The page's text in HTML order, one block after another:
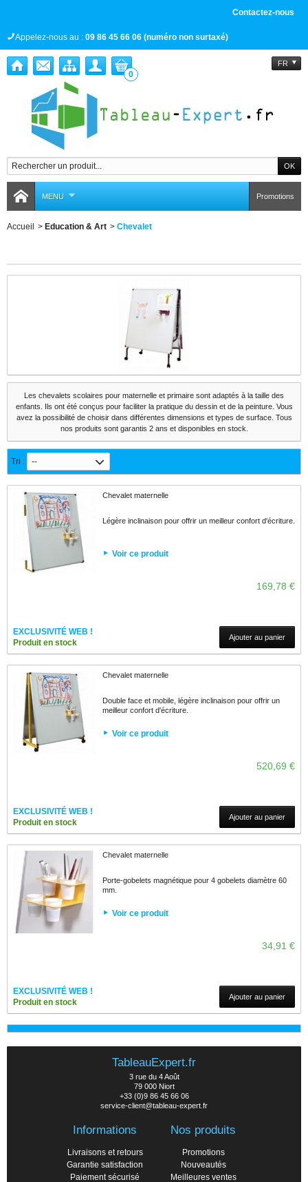
Contactez-nous
Appelez-nous au : 09 86 45 66 06 (numéro non surtaxé)
FR
0
MENU Promotions
Accueil > Education & Art > Chevalet
Les chevalets scolaires pour maternelle et primaire sont adaptés à la taille des
enfants. Ils ont été conçus pour faciliter la pratique du dessin et de la peinture. Vous
avez la possibilité de choisir dans différentes dimensions et types de surface. Tous
nos produits sont garantis 2 ans et disponibles en stock.
Tri : --
Chevalet maternelle
Légère inclinaison pour offrir un meilleur confort d'écriture.
Voir ce produit
169,78 €
EXCLUSIVITÉ WEB !
Produit en stock
Ajouter au panier
Chevalet maternelle
Double face et mobile, légère inclinaison pour offrir un
meilleur confort d'écriture.
Voir ce produit
520,69 €
EXCLUSIVITÉ WEB !
Produit en stock
Ajouter au panier
Chevalet maternelle
Porte-gobelets magnétique pour 4 gobelets diamètre 60
mm.
Voir ce produit
34,91 €
EXCLUSIVITÉ WEB !
Produit en stock
Ajouter au panier
TableauExpert.fr
3 rue du 4 Août
79 000 Niort
+33 (0)9 86 45 66 06
service-client@tableau-expert.fr
Informations
Livraisons et retours
Garantie satisfaction
Paiement sécurisé
Nos produits
Promotions
Nouveautés
Meilleures ventes